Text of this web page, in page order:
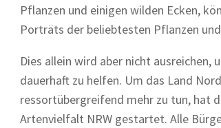
Pflanzen und einigen wilden Ecken,
Porträts der beliebtesten Pflanzen
Dies allein wird aber nicht
dauerhaft zu helfen. Um das Land
ressortübergreifend mehr zu tun, hat
Artenvielfalt NRW gestartet. Alle